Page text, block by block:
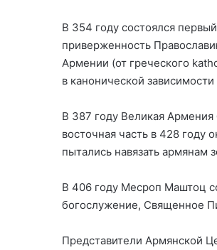
В 354 году состоялся
приверженность
Армении (от греческого
в канонической
В 387 году Великая Армения
восточная часть в 428 году
пытались навязать армянам
В 406 году Месроп Маштоц
богослужение, Священное
Представители Армянской